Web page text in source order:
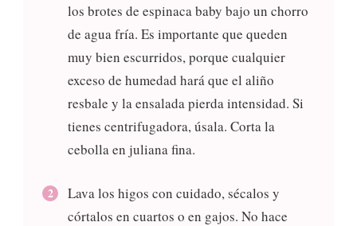
los brotes de espinaca baby bajo un chorro
de agua fría. Es importante que queden
muy bien escurridos, porque cualquier
exceso de humedad hará que el aliño
resbale y la ensalada pierda intensidad. Si
tienes centrifugadora, úsala. Corta la
cebolla en juliana fina.
Lava los higos con cuidado, sécalos y
córtalos en cuartos o en gajos. No hace